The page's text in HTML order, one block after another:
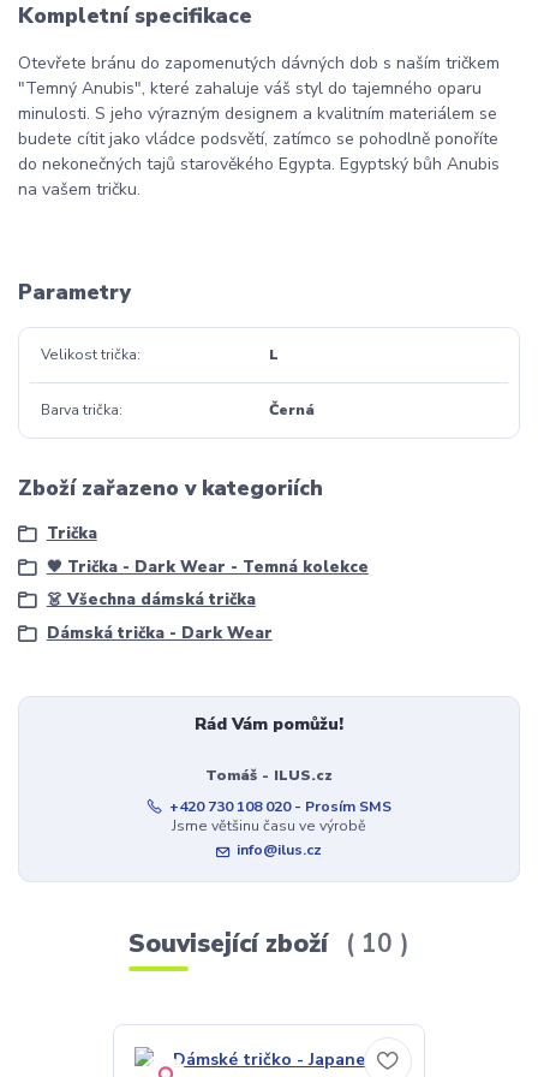
Kompletní specifikace
Otevřete bránu do zapomenutých dávných dob s naším tričkem
"Temný Anubis", které zahaluje váš styl do tajemného oparu
minulosti. S jeho výrazným designem a kvalitním materiálem se
budete cítit jako vládce podsvětí, zatímco se pohodlně ponoříte
do nekonečných tajů starověkého Egypta. Egyptský bůh Anubis
na vašem tričku.
Parametry
Velikost trička L
Barva trička Černá
Zboží zařazeno v kategoriích
Trička
🖤 Trička - Dark Wear - Temná kolekce
👗 Všechna dámská trička
Dámská trička - Dark Wear
Rád Vám pomůžu!
Tomáš - ILUS.cz
+420 730 108 020 - Prosím SMS
Jsme většinu času ve výrobě
info@ilus.cz
Související zboží 10